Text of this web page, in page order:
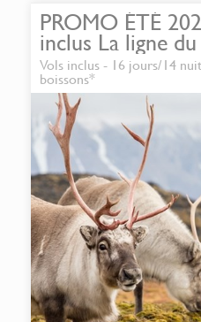
PROMO ÉTÉ
inclus La ligne
avec
français
Vols inclus - 16 jours/14
boissons*